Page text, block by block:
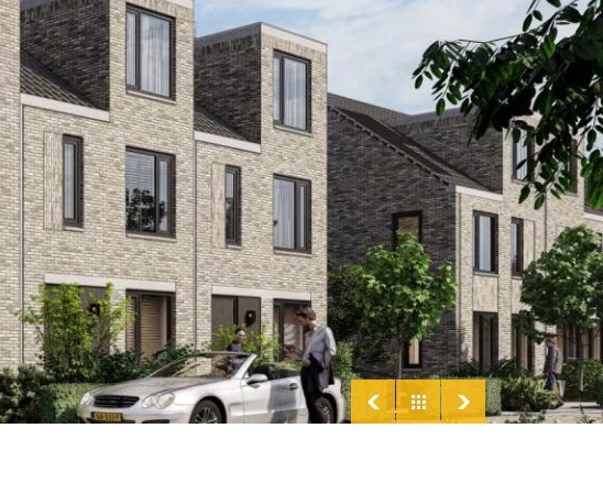
leerbedrijf
magazines